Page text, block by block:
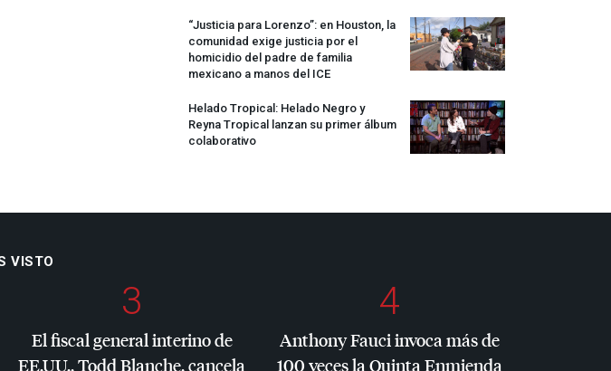
“Justicia para Lorenzo”: en Houston, la
comunidad exige justicia por el
homicidio del padre de familia
mexicano a manos del ICE
Helado Tropical: Helado Negro y
Reyna Tropical lanzan su primer álbum
colaborativo
VISTO
3
El fiscal general interino de
EE.UU., Todd Blanche, cancela
4
Anthony Fauci invoca más de
100 veces la Quinta Enmienda